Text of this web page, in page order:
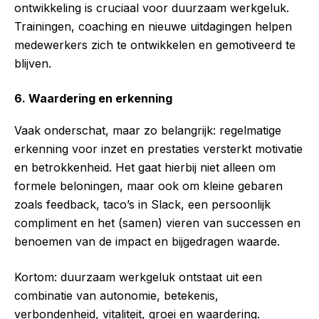
ontwikkeling is cruciaal voor duurzaam werkgeluk.
Trainingen, coaching en nieuwe uitdagingen helpen
medewerkers zich te ontwikkelen en gemotiveerd te
blijven.
6. Waardering en erkenning
Vaak onderschat, maar zo belangrijk: regelmatige
erkenning voor inzet en prestaties versterkt motivatie
en betrokkenheid. Het gaat hierbij niet alleen om
formele beloningen, maar ook om kleine gebaren
zoals feedback, taco’s in Slack, een persoonlijk
compliment en het (samen) vieren van successen en
benoemen van de impact en bijgedragen waarde.
Kortom: duurzaam werkgeluk ontstaat uit een
combinatie van autonomie, betekenis,
verbondenheid, vitaliteit, groei en waardering.